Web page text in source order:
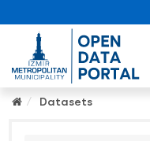
Datasets